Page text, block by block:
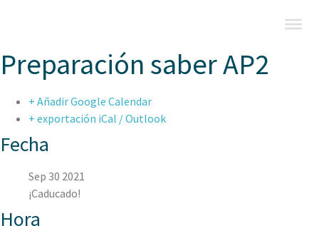
Preparación saber AP2
+ Añadir Google Calendar
+ exportación iCal / Outlook
Fecha
Sep 30 2021
¡Caducado!
Hora